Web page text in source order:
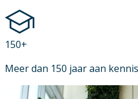
150+
Meer dan 150 jaar aan